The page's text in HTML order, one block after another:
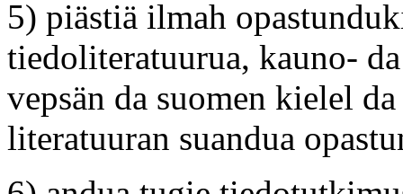
5) piästiä ilmah
tiedoliteratuurua, kauno-
vepsän da suomen kielel
literatuuran suandua